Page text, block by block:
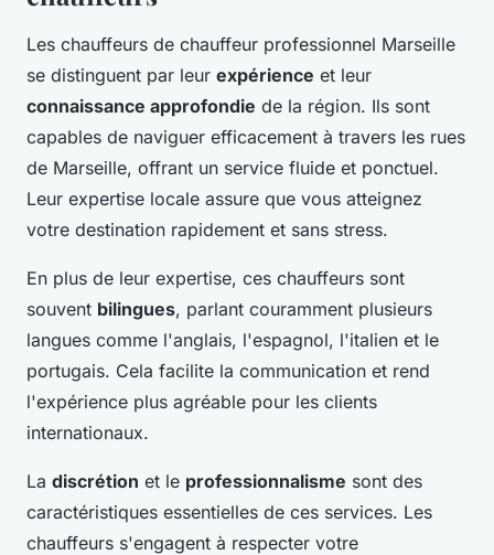
Les chauffeurs de chauffeur professionnel Marseille
se distinguent par leur expérience et leur
connaissance approfondie de la région. Ils sont
capables de naviguer efficacement à travers les rues
de Marseille, offrant un service fluide et ponctuel.
Leur expertise locale assure que vous atteignez
votre destination rapidement et sans stress.
En plus de leur expertise, ces chauffeurs sont
souvent bilingues, parlant couramment plusieurs
langues comme l'anglais, l'espagnol, l'italien et le
portugais. Cela facilite la communication et rend
l'expérience plus agréable pour les clients
internationaux.
La discrétion et le professionnalisme sont des
caractéristiques essentielles de ces services. Les
chauffeurs s'engagent à respecter votre